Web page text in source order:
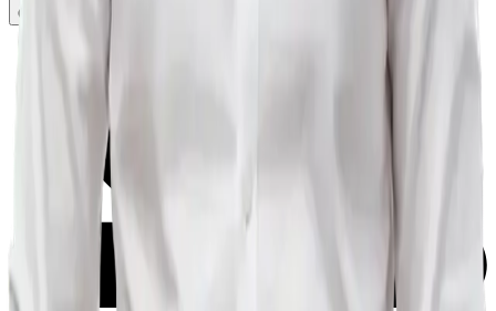
CHCI BEZPLATNOU KONZULTACI